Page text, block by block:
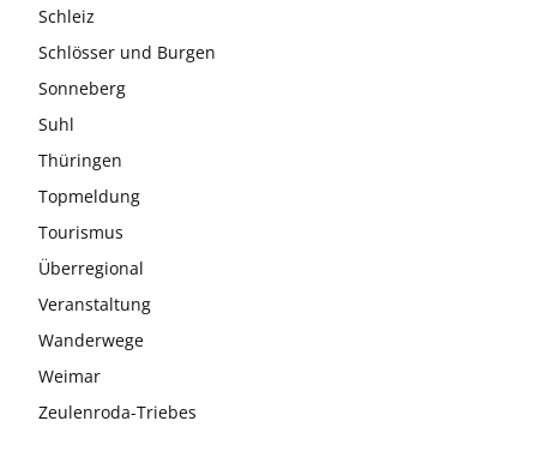
Schleiz
Schlösser und Burgen
Sonneberg
Suhl
Thüringen
Topmeldung
Tourismus
Überregional
Veranstaltung
Wanderwege
Weimar
Zeulenroda-Triebes